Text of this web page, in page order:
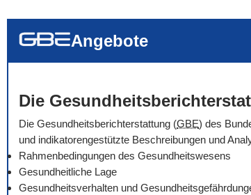
Angebote
Die
Die Gesundheitsberichterstattung (GBE) des
und indikatorengestützte Beschreibungen und
Rahmenbedingungen des Gesundheitswesens
Gesundheitliche Lage
Gesundheitsverhalten und